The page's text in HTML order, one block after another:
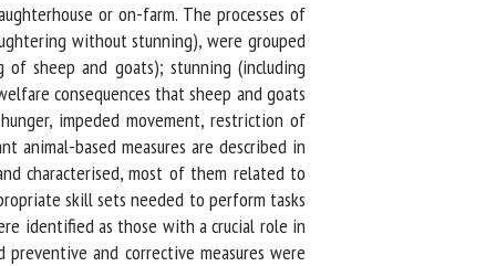
or on-farm. The processes of
without stunning), were grouped
sheep and goats); stunning (including
consequences that sheep and goats
impeded movement, restriction of
animal-based measures are described in
characterised, most of them related to
skill sets needed to perform tasks
identified as those with a crucial role in
and corrective measures were